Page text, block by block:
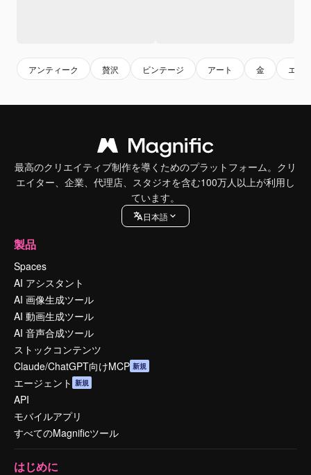
アンティーク 贅沢 ビンテージ アート 金 エレ
最高のクリエイティブ制作を導くためのプラットフォーム。クリ
エイター、企業、代理店、スタジオを含む100万人以上が利用し
ています。
日本語
製品
Spaces
AI アシスタント
AI 画像生成ツール
AI 動画生成ツール
AI 音声合成ツール
ストックコンテンツ
Claude/ChatGPT向けMCP 新規
エージェント 新規
API
モバイルアプリ
すべてのMagnificツール
はじめに